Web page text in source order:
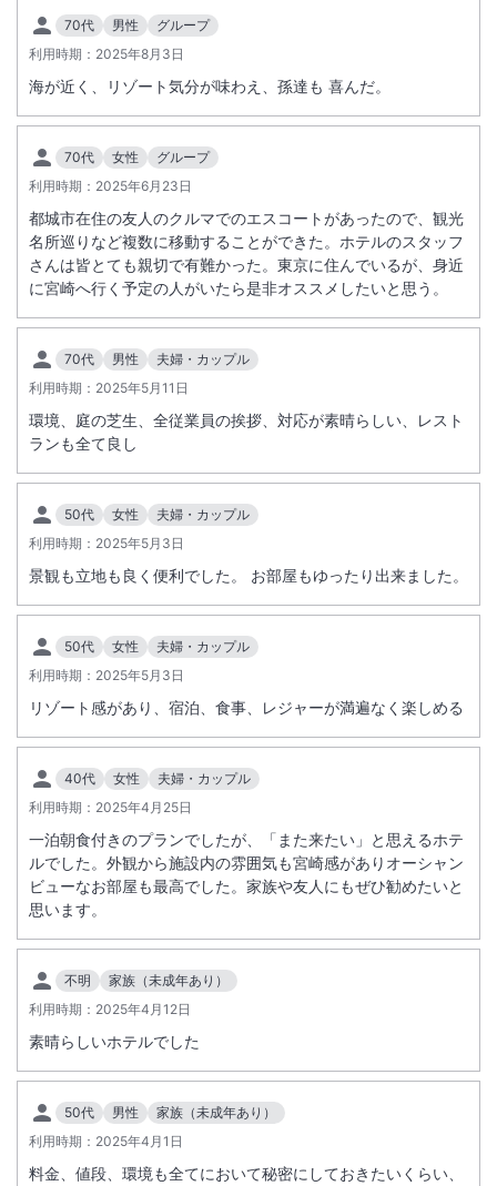
70代 男性
グループ
利用時期： 2025年8月3日
海が近く、リゾート気分が味わえ、孫達も 喜んだ。
70代 女性
グループ
利用時期： 2025年6月23日
都城市在住の友人のクルマでのエスコートがあったので、観光
名所巡りなど複数に移動することができた。ホテルのスタッフ
さんは皆とても親切で有難かった。東京に住んでいるが、身近
に宮崎へ行く予定の人がいたら是非オススメしたいと思う。
70代 男性
夫婦・カップル
利用時期： 2025年5月11日
環境、庭の芝生、全従業員の挨拶、対応が素晴らしい、レスト
ランも全て良し
50代 女性
夫婦・カップル
利用時期： 2025年5月3日
景観も立地も良く便利でした。 お部屋もゆったり出来ました。
50代 女性
夫婦・カップル
利用時期： 2025年5月3日
リゾート感があり、宿泊、食事、レジャーが満遍なく楽しめる
40代 女性
夫婦・カップル
利用時期： 2025年4月25日
一泊朝食付きのプランでしたが、「また来たい」と思えるホテ
ルでした。外観から施設内の雰囲気も宮崎感がありオーシャン
ビューなお部屋も最高でした。家族や友人にもぜひ勧めたいと
思います。
不明
家族（未成年あり）
利用時期： 2025年4月12日
素晴らしいホテルでした
50代 男性
家族（未成年あり）
利用時期： 2025年4月1日
料金、値段、環境も全てにおいて秘密にしておきたいくらい、